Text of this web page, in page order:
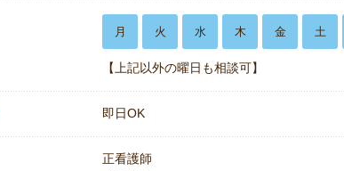
月 火 水 木 金 土
【上記以外の曜日も相談可】
即日OK
正看護師